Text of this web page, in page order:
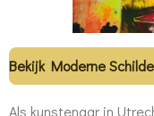
Bekijk Moderne
Als kunstenaar in